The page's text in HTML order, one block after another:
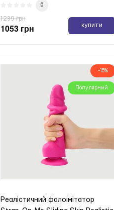
0
1239 грн
1053 грн купити
-15%
Популярний
Реалістичний фалоімітатор